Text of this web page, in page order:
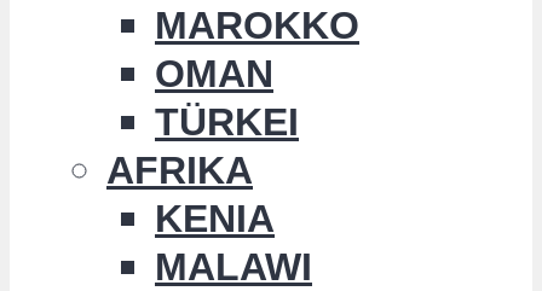
MAROKKO
OMAN
TÜRKEI
AFRIKA
KENIA
MALAWI